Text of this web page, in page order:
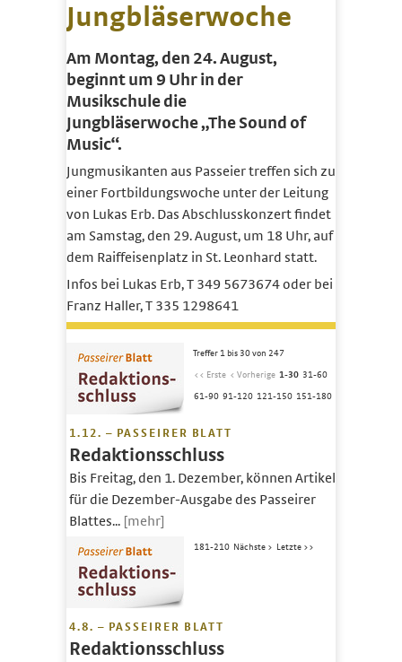
Jungbläserwoche
Am Montag, den 24. August,
beginnt um 9 Uhr in der
Musikschule die
Jungbläserwoche „The Sound of
Music“.
Jungmusikanten aus Passeier treffen sich zu
einer Fortbildungswoche unter der Leitung
von Lukas Erb. Das Abschlusskonzert findet
am Samstag, den 29. August, um 18 Uhr, auf
dem Raiffeisenplatz in St. Leonhard statt.
Infos bei Lukas Erb, T 349 5673674 oder bei
Franz Haller, T 335 1298641
1.12. – PASSEIRER BLATT
Redaktionsschluss
Bis Freitag, den 1. Dezember, können Artikel
für die Dezember-Ausgabe des Passeirer
Blattes... [mehr]
4.8. – PASSEIRER BLATT
Redaktionsschluss
Treffer 1 bis 30 von 247
<< Erste < Vorherige 1-30 31-60
61-90 91-120 121-150 151-180
181-210 Nächste > Letzte >>